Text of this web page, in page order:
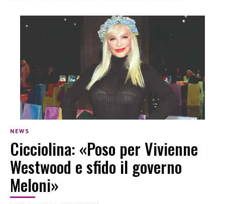
NEWS
Cicciolina: «Poso per Vivienne
Westwood e sfido il governo
Meloni»